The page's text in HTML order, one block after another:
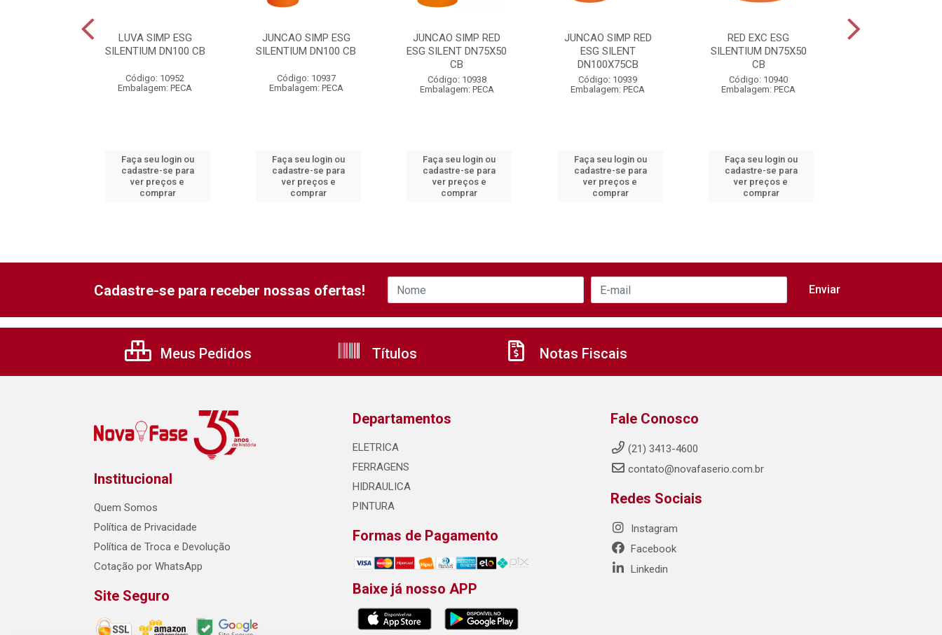
LUVA SIMP ESG
SILENTIUM DN100 CB
Código: 10952
Embalagem: PECA
Faça seu login ou
cadastre-se para
ver preços e
comprar
JUNCAO SIMP ESG
SILENTIUM DN100 CB
Código: 10937
Embalagem: PECA
Faça seu login ou
cadastre-se para
ver preços e
comprar
JUNCAO SIMP RED
ESG SILENT DN75X50
CB
Código: 10938
Embalagem: PECA
Faça seu login ou
cadastre-se para
ver preços e
comprar
JUNCAO SIMP RED
ESG SILENT
DN100X75CB
Código: 10939
Embalagem: PECA
Faça seu login ou
cadastre-se para
ver preços e
comprar
RED EXC ESG
SILENTIUM DN75X50
CB
Código: 10940
Embalagem: PECA
Faça seu login ou
cadastre-se para
ver preços e
comprar
Cadastre-se para receber nossas ofertas!
Meus Pedidos Títulos Notas Fiscais
Institucional
Quem Somos
Política de Privacidade
Política de Troca e Devolução
Cotação por WhatsApp
Site Seguro
Departamentos
ELETRICA
FERRAGENS
HIDRAULICA
PINTURA
Formas de Pagamento
Baixe já nosso APP
Fale Conosco
(21) 3413-4600
contato@novafaserio.com.br
Redes Sociais
Instagram
Facebook
Linkedin